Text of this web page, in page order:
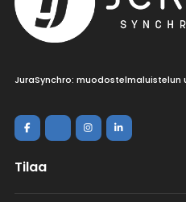
JuraSynchro:
Tilaa